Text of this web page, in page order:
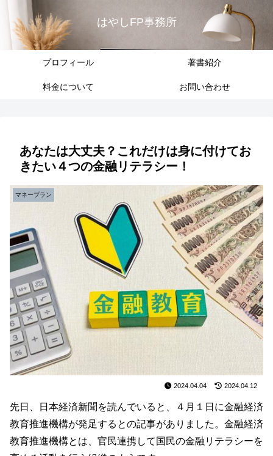
はやしFP事務所
プロフィール 著書紹介
料金について お問い合わせ
あなたは大丈夫？これだけは身に付けてお
きたい４つの金融リテラシー！
マネープラン
2024.04.04 2024.04.12
先日、日本経済新聞を読んでいると、４月１日に金融経済
教育推進機構が発足するとの記事がありました。金融経済
教育推進機構とは、官民連携して国民の金融リテラシーを